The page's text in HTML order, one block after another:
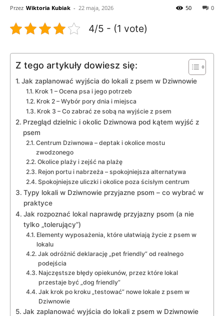
Przez Wiktoria Kubiak - 22 maja, 2026 0
50
4/5 - (1 vote)
Z tego artykuły dowiesz się:
Jak zaplanować wyjścia do lokali z psem w Dziwnowie
Krok 1 – Ocena psa i jego potrzeb
Krok 2 – Wybór pory dnia i miejsca
Krok 3 – Co zabrać ze sobą na wyjście z psem
Przegląd dzielnic i okolic Dziwnowa pod kątem wyjść z
psem
Centrum Dziwnowa – deptak i okolice mostu
zwodzonego
Okolice plaży i zejść na plażę
Rejon portu i nabrzeża – spokojniejsza alternatywa
Spokojniejsze uliczki i okolice poza ścisłym centrum
Typy lokali w Dziwnowie przyjazne psom – co wybrać w
praktyce
Jak rozpoznać lokal naprawdę przyjazny psom (a nie
tylko „tolerujący”)
Elementy wyposażenia, które ułatwiają życie z psem w
lokalu
Jak odróżnić deklarację „pet friendly” od realnego
podejścia
Najczęstsze błędy opiekunów, przez które lokal
przestaje być „dog friendly”
Jak krok po kroku „testować” nowe lokale z psem w
Dziwnowie
Jak zaplanować wyjścia do lokali z psem w Dziwnowie